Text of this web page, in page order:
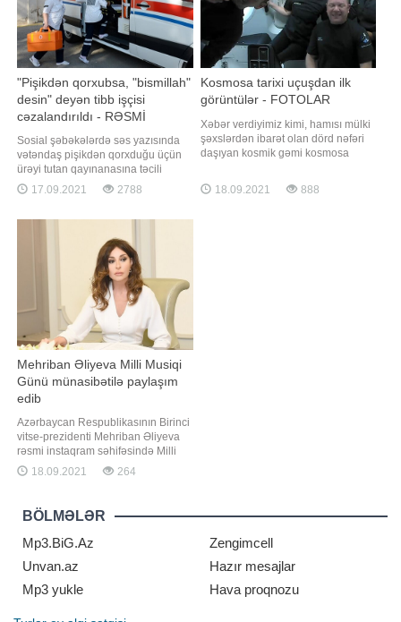
"Pişikdən qorxubsa, "bismillah"
desin" deyən tibb işçisi
cəzalandırıldı - RƏSMİ
Sosial şəbəkələrdə səs yazısında
vətəndaş pişikdən qorxduğu üçün
ürəyi tutan qayınanasına təcili
yardım əməkdaşının laqeyd
yanaşdığı və ona "bismillah"
xəbər verir ki, Tibbi Ərazi
Bölmələrini İdarəetmə Birliyində
17.09.2021 2788
Kosmosa tarixi uçuşdan ilk
görüntülər - FOTOLAR
Xəbər verdiyimiz kimi, hamısı mülki
şəxslərdən ibarət olan dörd nəfəri
daşıyan kosmik gəmi kosmosa
ki, "SpaceX" kosmos turistlərinin ilk
görüntülərini yayımlayıb. Həmin
18.09.2021 888
Mehriban Əliyeva Milli Musiqi
Günü münasibətilə paylaşım
edib
Azərbaycan Respublikasının Birinci
vitse-prezidenti Mehriban Əliyeva
rəsmi instaqram səhifəsində Milli
Musiqi Günü ilə bağlı paylaşım
edib. "Report" xəbər verir ki,
Milli Musiqi Günüdür. Bu gün
doğum günlərini qeyd etdiyimiz
görkəmli Azərbaycan bəstəkarlar
18.09.2021 264
BÖLMƏLƏR
Mp3.BiG.Az
Zengimcell
Unvan.az
Hazır mesajlar
Mp3 yukle
Hava proqnozu